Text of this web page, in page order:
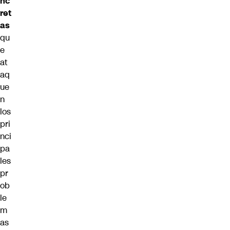
ret
as
qu
e
at
aq
ue
n
los
pri
nci
pa
les
pr
ob
le
m
as